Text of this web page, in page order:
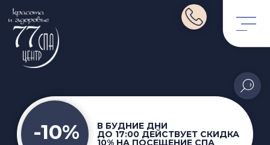
-10% ДО17:00ДЕЙСТВУЕТСКИДКА
10%